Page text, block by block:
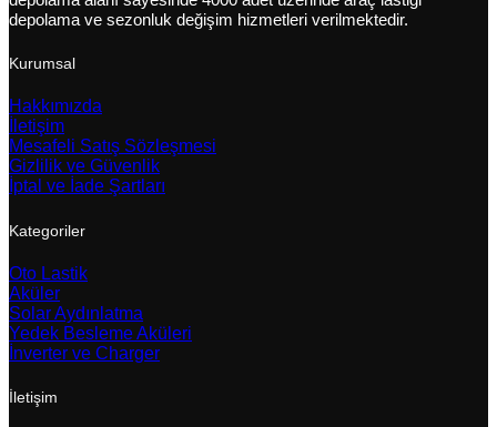
depolama ve sezonluk değişim hizmetleri verilmektedir.
Kurumsal
Hakkımızda
İletişim
Mesafeli Satış Sözleşmesi
Gizlilik ve Güvenlik
İptal ve İade Şartları
Kategoriler
Oto Lastik
Aküler
Solar Aydınlatma
Yedek Besleme Aküleri
İnverter ve Charger
İletişim